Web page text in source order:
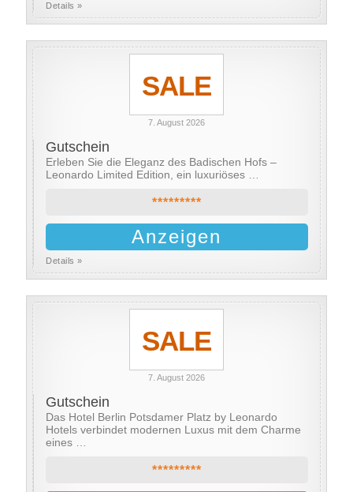
Details »
SALE
7. August 2026
Gutschein
Erleben Sie die Eleganz des Badischen Hofs –
Leonardo Limited Edition, ein luxuriöses …
*********
Anzeigen
Details »
SALE
7. August 2026
Gutschein
Das Hotel Berlin Potsdamer Platz by Leonardo
Hotels verbindet modernen Luxus mit dem Charme
eines …
*********